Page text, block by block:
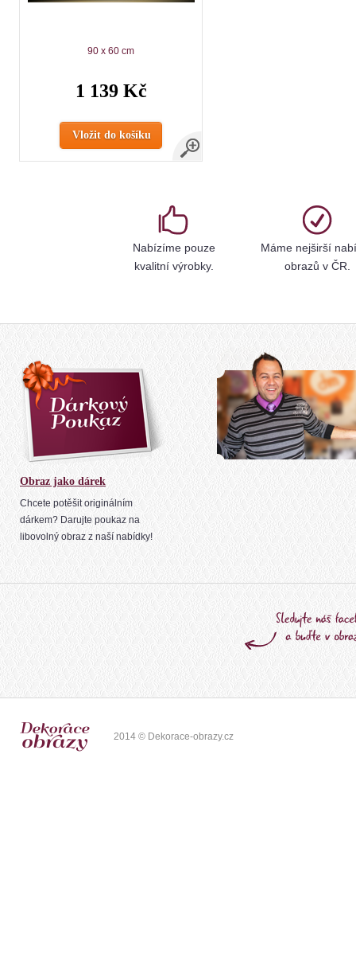
90 x 60 cm
1 139 Kč
Vložit do košíku
Nabízíme pouze
kvalitní výrobky.
Máme nejširší
obrazů v ČR.
Obraz jako dárek
Chcete potěšit originálním
dárkem? Darujte poukaz na
libovolný obraz z naší nabídky!
2014 © Dekorace-obrazy.cz